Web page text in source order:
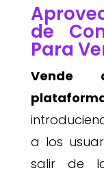
de
Para
Vende
a los
salir de